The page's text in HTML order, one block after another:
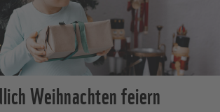
Weihnachten feiern